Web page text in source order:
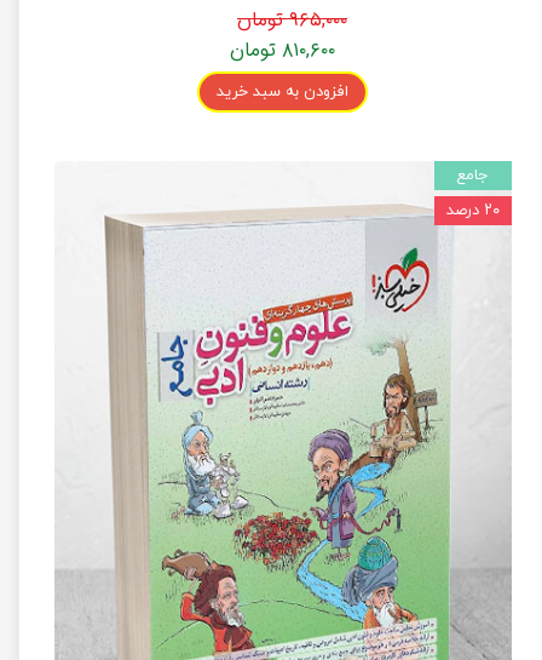
۹۶۵,۰۰۰ تومان
۸۱۰,۶۰۰ تومان
افزودن به سبد خرید
جامع
۲۰ درصد